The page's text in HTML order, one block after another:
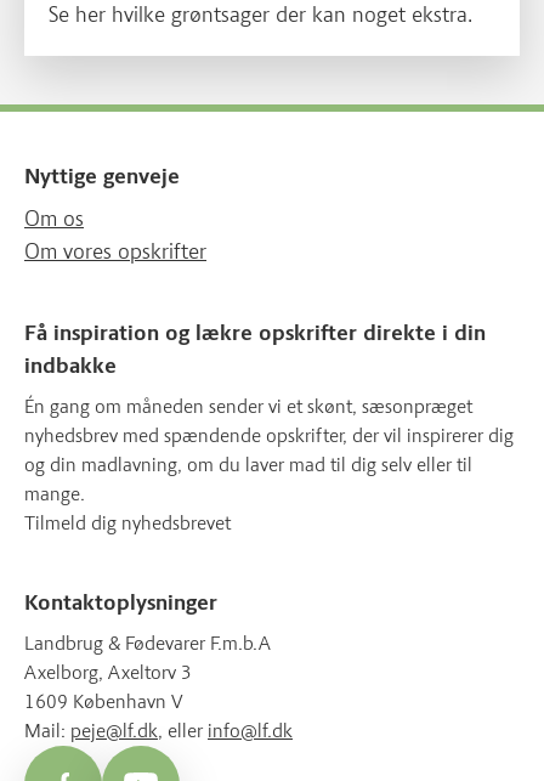
Se her hvilke grøntsager der kan noget ekstra.
Nyttige genveje
Om os
Om vores opskrifter
Få inspiration og lækre opskrifter direkte i din
indbakke
Én gang om måneden sender vi et skønt, sæsonpræget
nyhedsbrev med spændende opskrifter, der vil inspirerer dig
og din madlavning, om du laver mad til dig selv eller til
mange.
Tilmeld dig nyhedsbrevet
Kontaktoplysninger
Landbrug & Fødevarer F.m.b.A
Axelborg, Axeltorv 3
1609 København V
Mail: peje@lf.dk, eller info@lf.dk